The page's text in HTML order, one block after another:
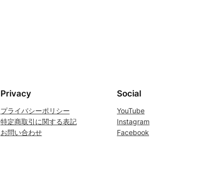
Privacy
プライバシーポリシー
特定商取引に関する表記
お問い合わせ
Social
YouTube
Instagram
Facebook